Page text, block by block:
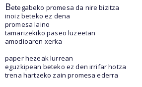
Betegabeko promesa da nire bizitza
inoiz beteko ez dena
promesa laino
tamarizekiko paseo luzeetan
amodioaren xerka
paper hezeak lurrean
eguzkipean beteko ez den irrifar hotza
trena hartzeko zain promesa ederra